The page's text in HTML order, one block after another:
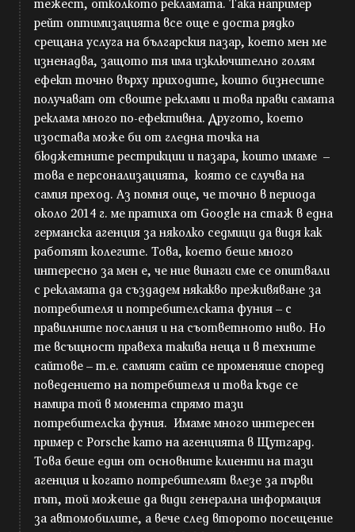
тежест, отколкото рекламата. Така например
рейт оптимизацията все още е доста рядко
срещана услуга на българския пазар, което мен ме
изненадва, защото тя има изключително голям
ефект точно върху приходите, които бизнесите
получават от своите реклами и това прави самата
реклама много по-ефективна. Другото, което
изостава може би от гледна точка на
бюджетните рестрикции и пазара, които имаме –
това е персонализацията, която се случва на
самия преход. Аз помня още, че точно в периода
около 2014 г. ме пратиха от Google на стаж в една
германска агенция за няколко седмици да видя как
работят колегите. Това, което беше много
интересно за мен е, че ние винаги сме се опитвали
с рекламата да създадем някакво преживяване за
потребителя и потребителската фуния – с
правилните послания и на съответното ниво. Но
те всъщност правеха такива неща и в техните
сайтове – т.е. самият сайт се променяше според
поведението на потребителя и това къде се
намира той в момента спрямо тази
потребителска фуния. Имаме много интересен
пример с Porsche като на агенцията в Щутгард.
Това беше един от основните клиенти на тази
агенция и когато потребителят влезе за първи
път, той можеше да види генерална информация
за автомобилите, а вече след второто посещение